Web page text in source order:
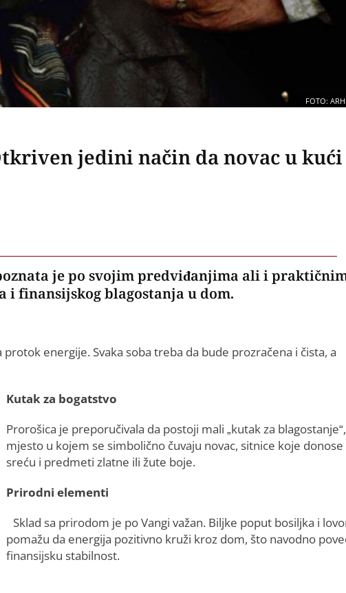
FOTO:
jedini način da novac u kući
je po svojim predviđanjima ali i
finansijskog blagostanja u dom.
energije. Svaka soba treba da bude prozračena i čista, a
Kutak za bogatstvo
Prorošica je preporučivala da postoji mali „kutak za blagostanje“,
mjesto u kojem se simbolično čuvaju novac, sitnice koje donose
sreću i predmeti zlatne ili žute boje.
Prirodni elementi
Sklad sa prirodom je po Vangi važan. Biljke poput bosiljka i
pomažu da energija pozitivno kruži kroz dom, što navodno
finansijsku stabilnost.